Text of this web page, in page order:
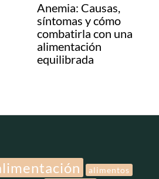
Anemia: Causas,
síntomas y cómo
combatirla con una
alimentación
equilibrada
alimentos